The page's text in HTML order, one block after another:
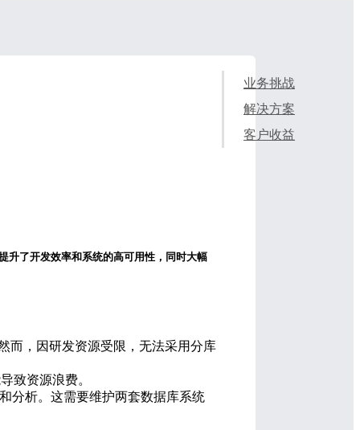
升了开发效率和系统的高可用性，同时大幅
而，因研发资源受限，无法采用分库
致资源浪费。
分析。这需要维护两套数据库系统
业务挑战
解决方案
客户收益